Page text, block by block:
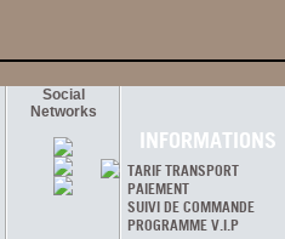
Social
Networks
INFORMATIONS
TARIF TRANSPORT
PAIEMENT
SUIVI DE COMMANDE
PROGRAMME V.I.P